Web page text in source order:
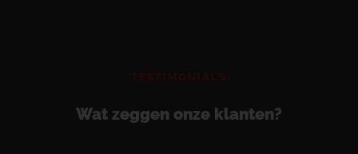
TESTIMONIALS
Wat zeggen onze klanten?